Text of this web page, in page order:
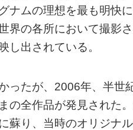
ナムの理想を最も明快
界の各所において撮影
し出されている。
ったが、2006年、半世
の全作品が発見された
蘇り、当時のオリジナ